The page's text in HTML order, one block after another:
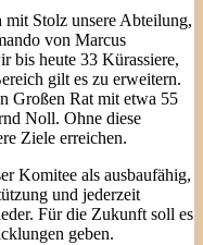
Stolz unsere Abteilung,
von Marcus
bis heute 33 Kürassiere,
gilt es zu erweitern.
Großen Rat mit etwa 55
Noll. Ohne diese
Ziele erreichen.
Komitee als ausbaufähig,
und jederzeit
Für die Zukunft soll es
geben.